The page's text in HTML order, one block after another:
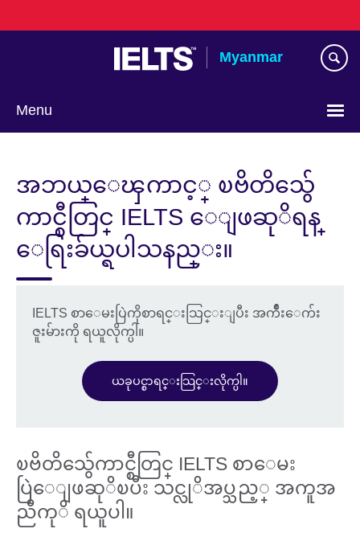
to
Myanmar
Menu
language
အဘယ္ေၾကာင့္ ၿဗိတိသွ်ေ
ကာင္စီတြင္ IELTS ေျဖဆုိရန္
ေရြးခ်ယ္ရပါသနည္း။
IELTS စာေမးပြဲကိုစာရင္းသြင္းျပီး အက်ိဳးေက်း
ဇူးမ်ားကို ရယူလိုက္ပါ။
ယခုပင္စာရင္းသြင္းလိုက္ပါ။
ၿဗိတိသွ်ေကာင္စီတြင္ IELTS စာေမး
ပြဲေျဖဆုိၿပီး သင္လုိအပ္သည့္ အကူအ
ညီကုိ ရယူပါ။